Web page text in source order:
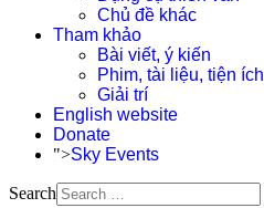
Chủ đề khác
Tham khảo
Bài viết, ý kiến
Phim, tài liệu, tiện ích
Giải trí
English website
Donate
">Sky Events
Search